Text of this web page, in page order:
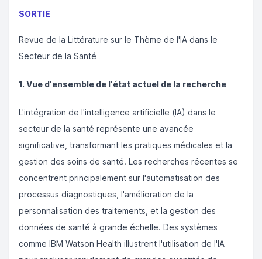
SORTIE
Revue de la Littérature sur le Thème de l'IA dans le
Secteur de la Santé
1. Vue d'ensemble de l'état actuel de la recherche
L'intégration de l'intelligence artificielle (IA) dans le
secteur de la santé représente une avancée
significative, transformant les pratiques médicales et la
gestion des soins de santé. Les recherches récentes se
concentrent principalement sur l'automatisation des
processus diagnostiques, l'amélioration de la
personnalisation des traitements, et la gestion des
données de santé à grande échelle. Des systèmes
comme IBM Watson Health illustrent l'utilisation de l'IA